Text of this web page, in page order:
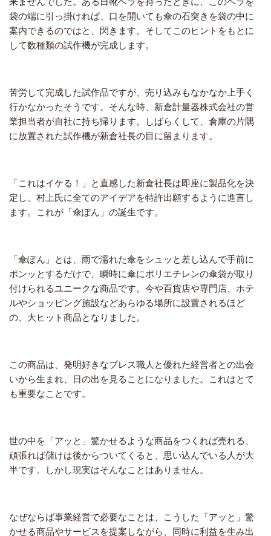
袋の端に引っ掛ければ、口を開いても傘の石突きを袋の中に
案内できるのではと、閃きます。そしてこのヒントをもとに
して数種類の試作機が完成します。
苦労して完成した試作品ですが、売り込みもなかなか上手く
行かなかったそうです。そんな時、新倉計量器株式会社の営
業担当者が自社に持ち帰ります。しばらくして、倉庫の片隅
に放置された試作機が新倉社長の目に留まります。
「これはイケる！」と直感した新倉社長は即座に製品化を決
定し、村上氏に全てのアイデアを特許出願するように進言し
ます。これが「傘ぽん」の誕生です。
「傘ぽん」とは、雨で濡れた傘をシュッと差し込んで手前に
ポンッとするだけで、瞬時に傘にポリエチレンの傘袋が取り
付けられるユニークな商品です。今や百貨店や専門店、ホテ
ルやショッピング施設などあらゆる場所に設置されるほど
の、大ヒット商品となりました。
この商品は、発明好きなプレス職人と優れた経営者との出会
いから生まれ、日の出を見ることになりました。これはとて
も重要なことです。
世の中を「アッと」驚かせるような商品をつくれば売れる、
頑張れば儲けは後からついてくると、思い込んでいる人が大
半です。しかし現実はそんなことはありません。
なぜならば事業経営で必要なことは、こうした「アッと」驚
かせる商品やサービスを提案しながら、同時に利益を生み出